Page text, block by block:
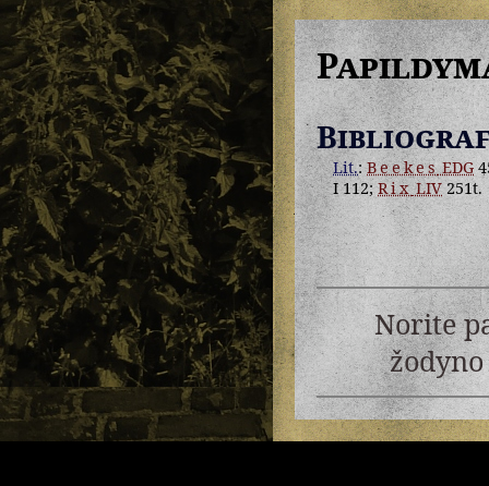
Lit.:BeekesEDG
I 112;RixLIV251t.
Norite